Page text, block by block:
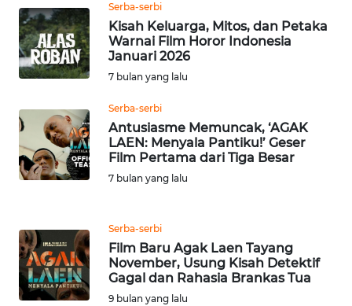
Serba-serbi
Kisah Keluarga, Mitos, dan Petaka
Warnai Film Horor Indonesia
Januari 2026
7 bulan yang lalu
Serba-serbi
Antusiasme Memuncak, ‘AGAK
LAEN: Menyala Pantiku!’ Geser
Film Pertama dari Tiga Besar
7 bulan yang lalu
Serba-serbi
Film Baru Agak Laen Tayang
November, Usung Kisah Detektif
Gagal dan Rahasia Brankas Tua
9 bulan yang lalu
INFO
IKLAN
TENTANG
PEDOMAN
MEDIA
SIBER
KARIR
DISCLAIMER